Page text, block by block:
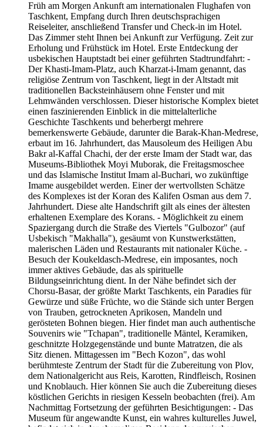
Früh am Morgen Ankunft am internationalen Flughafen von
Taschkent, Empfang durch Ihren deutschsprachigen
Reiseleiter, anschließend Transfer und Check-in im Hotel.
Das Zimmer steht Ihnen bei Ankunft zur Verfügung. Zeit zur
Erholung und Frühstück im Hotel. Erste Entdeckung der
usbekischen Hauptstadt bei einer geführten Stadtrundfahrt: -
Der Khasti-Imam-Platz, auch Kharzat-i-Imam genannt, das
religiöse Zentrum von Taschkent, liegt in der Altstadt mit
traditionellen Backsteinhäusern ohne Fenster und mit
Lehmwänden verschlossen. Dieser historische Komplex bietet
einen faszinierenden Einblick in die mittelalterliche
Geschichte Taschkents und beherbergt mehrere
bemerkenswerte Gebäude, darunter die Barak-Khan-Medrese,
erbaut im 16. Jahrhundert, das Mausoleum des Heiligen Abu
Bakr al-Kaffal Chachi, der der erste Imam der Stadt war, das
Museums-Bibliothek Moyi Muborak, die Freitagsmoschee
und das Islamische Institut Imam al-Buchari, wo zukünftige
Imame ausgebildet werden. Einer der wertvollsten Schätze
des Komplexes ist der Koran des Kalifen Osman aus dem 7.
Jahrhundert. Diese alte Handschrift gilt als eines der ältesten
erhaltenen Exemplare des Korans. - Möglichkeit zu einem
Spaziergang durch die Straße des Viertels "Gulbozor" (auf
Usbekisch "Makhalla"), gesäumt von Kunstwerkstätten,
malerischen Läden und Restaurants mit nationaler Küche. -
Besuch der Koukeldasch-Medrese, ein imposantes, noch
immer aktives Gebäude, das als spirituelle
Bildungseinrichtung dient. In der Nähe befindet sich der
Chorsu-Basar, der größte Markt Taschkents, ein Paradies für
Gewürze und süße Früchte, wo die Stände sich unter Bergen
von Trauben, getrockneten Aprikosen, Mandeln und
gerösteten Bohnen biegen. Hier findet man auch authentische
Souvenirs wie "Tchapan", traditionelle Mäntel, Keramiken,
geschnitzte Holzgegenstände und bunte Matratzen, die als
Sitz dienen. Mittagessen im "Bech Kozon", das wohl
berühmteste Zentrum der Stadt für die Zubereitung von Plov,
dem Nationalgericht aus Reis, Karotten, Rindfleisch, Rosinen
und Knoblauch. Hier können Sie auch die Zubereitung dieses
köstlichen Gerichts in riesigen Kesseln beobachten (frei). Am
Nachmittag Fortsetzung der geführten Besichtigungen: - Das
Museum für angewandte Kunst, ein wahres kulturelles Juwel,